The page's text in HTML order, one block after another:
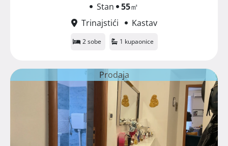
Stan 55㎡
Trinajstići
Kastav
2 sobe 1 kupaonice
Prodaja